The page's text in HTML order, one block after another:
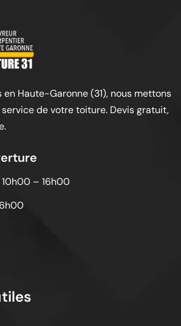
Haute-Garonne (31), nous mettons
de votre toiture. Devis gratuit,
– 16h00